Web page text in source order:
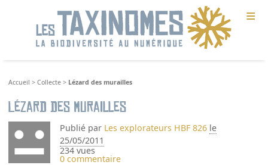
≡
Accueil >Collecte > Lézard des murailles
Lézard des murailles
Publié par Les explorateurs HBF 826 le
25/05/2011
234 vues
0 commentaire